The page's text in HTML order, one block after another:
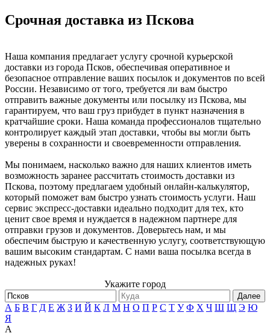
Срочная доставка из Пскова
Наша компания предлагает услугу срочной курьерской
доставки из города Псков, обеспечивая оперативное и
безопасное отправление ваших посылок и документов по всей
России. Независимо от того, требуется ли вам быстро
отправить важные документы или посылку из Пскова, мы
гарантируем, что ваш груз прибудет в пункт назначения в
кратчайшие сроки. Наша команда профессионалов тщательно
контролирует каждый этап доставки, чтобы вы могли быть
уверены в сохранности и своевременности отправления.
Мы понимаем, насколько важно для наших клиентов иметь
возможность заранее рассчитать стоимость доставки из
Пскова, поэтому предлагаем удобный онлайн-калькулятор,
который поможет вам быстро узнать стоимость услуги. Наш
сервис экспресс-доставки идеально подходит для тех, кто
ценит свое время и нуждается в надежном партнере для
отправки грузов и документов. Доверьтесь нам, и мы
обеспечим быструю и качественную услугу, соответствующую
вашим высоким стандартам. С нами ваша посылка всегда в
надежных руках!
Укажите город
Далее
А Б В Г Д Е Ж З И Й К Л М Н О П Р С Т У Ф Х Ч Ш Щ Э Ю
Я
А